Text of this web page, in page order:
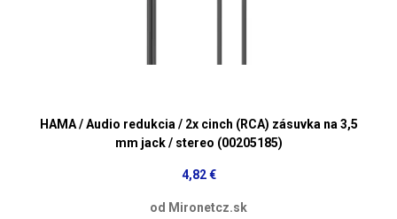
HAMA / Audio redukcia / 2x cinch (RCA) zásuvka na 3,5
mm jack / stereo (00205185)
4,82 €
od Mironetcz.sk